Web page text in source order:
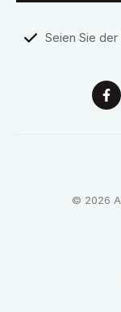
Seien Sie
© 2026